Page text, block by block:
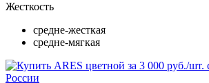
Жесткость
средне-жесткая
средне-мягкая